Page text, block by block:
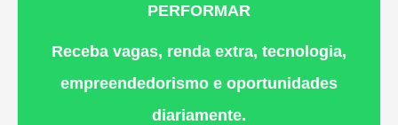
PERFORMAR
Receba vagas, renda extra, tecnologia,
empreendedorismo e oportunidades
diariamente.